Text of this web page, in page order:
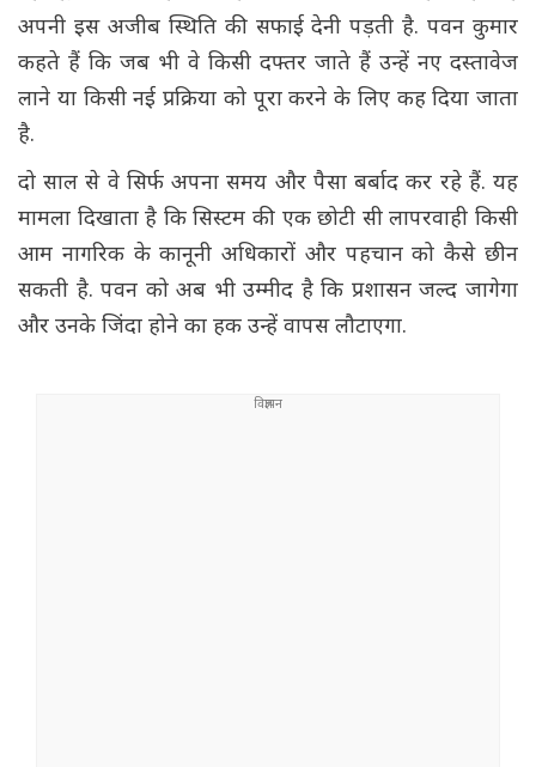
अपनी इस अजीब स्थिति की सफाई देनी पड़ती है. पवन कुमार
कहते हैं कि जब भी वे किसी दफ्तर जाते हैं उन्हें नए दस्तावेज
लाने या किसी नई प्रक्रिया को पूरा करने के लिए कह दिया जाता
है.
दो साल से वे सिर्फ अपना समय और पैसा बर्बाद कर रहे हैं. यह
मामला दिखाता है कि सिस्टम की एक छोटी सी लापरवाही किसी
आम नागरिक के कानूनी अधिकारों और पहचान को कैसे छीन
सकती है. पवन को अब भी उम्मीद है कि प्रशासन जल्द जागेगा
और उनके जिंदा होने का हक उन्हें वापस लौटाएगा.